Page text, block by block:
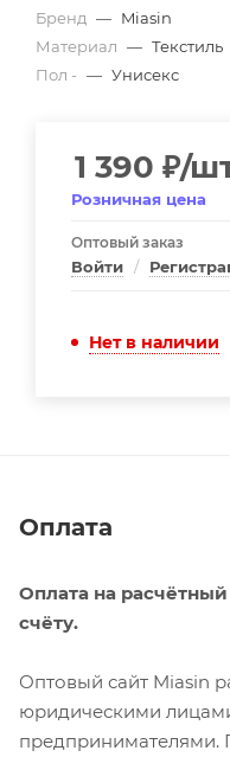
Бренд — Miasin
Материал — Текстиль
Пол - — Унисекс
1 390 ₽/
Розничная цена
Оптовый заказ
Войти /
Нет в наличии
Оплата
Оплата на
счёту.
Оптовый сайт Miasin
юридическими
предпринимателями.